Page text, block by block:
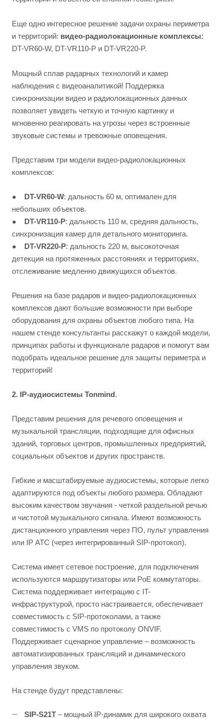
Еще одно интересное решение задачи охраны периметра
и территорий: видео-радиолокационные комплексы:
DT-VR60-W, DT-VR110-P и DT-VR220-P.
Мощный сплав радарных технологий и камер
наблюдения с видеоаналитикой! Поддержка
синхронизации видео и радиолокационных данных
позволяет увидеть четкую и точную картинку и
мгновенно реагировать на угрозы через встроенные
звуковые системы и тревожные оповещения.
Представим три модели видео-радиолокационных
комплексов:
● DT-VR60-W: дальность 60 м, оптимален для
небольших объектов.
● DT-VR110-P: дальность 110 м, средняя дальность,
синхронизация камер для детального мониторинга.
● DT-VR220-P: дальность 220 м, высокоточная
детекция на протяженных расстояниях и территориях,
отслеживание медленно движущихся объектов.
Решения на базе радаров и видео-радиолокационных
комплексов дают большие возможности при выборе
оборудования для охраны объектов любого типа. На
нашем стенде консультанты расскажут о каждой модели,
принципах работы и функционале радаров и помогут вам
подобрать идеальное решение для защиты периметра и
территорий!
2. IP-аудиосистемы Tonmind.
Представим решения для речевого оповещения и
музыкальной трансляции, подходящие для офисных
зданий, торговых центров, промышленных предприятий,
социальных объектов и других пространств.
Гибкие и масштабируемые аудиосистемы, которые легко
адаптируются под объекты любого размера. Обладают
высоким качеством звучания - четкой раздельной речью
и чистотой музыкального сигнала. Имеют возможность
дистанционного управления через ПО, пульт управления
или IP АТС (через интегрированный SIP-протокол).
Система имеет сетевое построение, для подключения
используются маршрутизаторы или PoE коммутаторы.
Система поддерживает интеграцию с IT-
инфраструктурой, просто настраивается, обеспечивает
совместимость с SIP-протоколами, а также
совместимость с VMS по протоколу ONVIF.
Поддерживает сценарное управление – возможность
автоматизированных трансляций и динамического
управления звуком.
На стенде будут представлены:
SIP-S21T – мощный IP-динамик для широкого охвата